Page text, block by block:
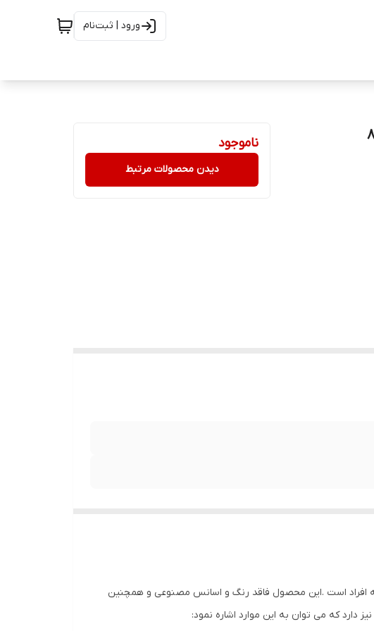
ورود | ثبت‌نام
ناموجود
دیدن محصولات مرتبط
برای همه افراد است .این محصول فاقد رنگ و اسانس مصنوعی و همچنین
که می توان به این موارد اشاره نمود: